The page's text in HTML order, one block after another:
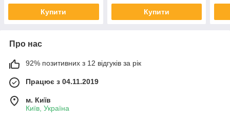
Купити Купити
Про нас
92% позитивних з 12 відгуків за рік
Працює з 04.11.2019
м. Київ
Київ, Україна